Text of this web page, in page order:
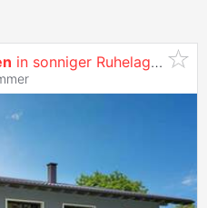
in sonniger Ruhelage – schlüsselfertig, komfortabel, familienfreundlich